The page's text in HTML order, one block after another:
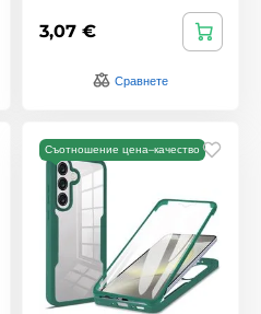
3,07 €
Сравнете
Съотношение цена–качество